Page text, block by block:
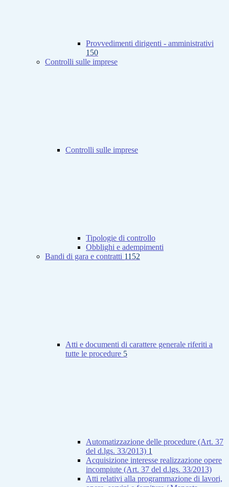
Provvedimenti dirigenti - amministrativi
150
Controlli sulle imprese
Controlli sulle imprese
Tipologie di controllo
Obblighi e adempimenti
Bandi di gara e contratti 1152
Atti e documenti di carattere generale riferiti a
tutte le procedure 5
Automatizzazione delle procedure (Art. 37
del d.lgs. 33/2013) 1
Acquisizione interesse realizzazione opere
incompiute (Art. 37 del d.lgs. 33/2013)
Atti relativi alla programmazione di lavori,